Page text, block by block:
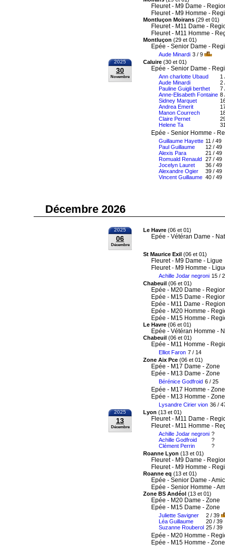
Fleuret - M9 Dame -
Fleuret - M9 Homme -
Montluçon Moirans (29 et 01)
Fleuret - M11 Dame -
Fleuret - M11 Homme -
Montluçon (29 et 01)
Epée - Senior Dame -
Aude Minardi 3 / 9
2025
30
Novembre
Caluire (30 et 01)
Epée - Senior Dame -
Ann charlotte Ubaud
Aude Minardi
Pauline Guigli berthet
Anne-Elisabeth Fontaine
Sidney Marquet
Andrea Emerit
Manon Courrech
Claire Pernet
Helene Ta
1
2
7
8
Epée - Senior Homme -
Guillaume Hayette
Paul Guillaume
Alexis Para
Romuald Renauld
Jocelyn Lauret
Alexandre Ogier
Vincent Guillaume
11 / 49
12 / 49
21 / 49
27 / 49
36 / 49
39 / 49
40 / 49
Décembre 2026
2025
06
Décembre
Le Havre (06 et 01)
Epée - Vétéran Dame -
St Maurice Exil (06 et 01)
Fleuret - M9 Dame - Ligue
Fleuret - M9 Homme -
Achille Jodar negroni 15 /
Chabeuil (06 et 01)
Epée - M20 Dame -
Epée - M15 Dame -
Epée - M11 Dame -
Epée - M20 Homme -
Epée - M15 Homme -
Le Havre (06 et 01)
Epée - Vétéran Homme -
Chabeuil (06 et 01)
Epée - M11 Homme -
Elliot Faron 7 / 14
Zone Aix Pce (06 et 01)
Epée - M17 Dame - Zone
Epée - M13 Dame - Zone
Bérénice Godfroid 6 / 25
Epée - M17 Homme - Zone
Epée - M13 Homme - Zone
Lysandre Cirier vion 36 /
2025
13
Décembre
Lyon (13 et 01)
Fleuret - M11 Dame -
Fleuret - M11 Homme -
Achille Jodar negroni
Achille Godfroid
Clément Perrin
?
?
?
Roanne Lyon (13 et 01)
Fleuret - M9 Dame -
Fleuret - M9 Homme -
Roanne eq (13 et 01)
Epée - Senior Dame -
Epée - Senior Homme -
Zone BS Andéol (13 et 01)
Epée - M20 Dame - Zone
Epée - M15 Dame - Zone
Juliette Savigner
Léa Guillaume
Suzanne Rouberol
2 / 39
20 / 39
25 / 39
Epée - M20 Homme -
Epée - M15 Homme - Zone